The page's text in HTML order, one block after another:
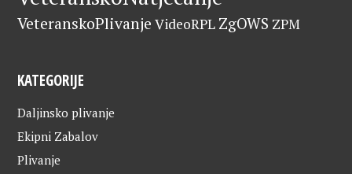
VeteranskoPlivanje VideoRPL ZgOWS ZPM
KATEGORIJE
Daljinsko plivanje
Ekipni Zabalov
Plivanje